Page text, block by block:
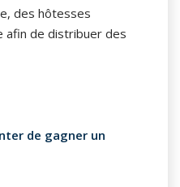
des hôtesses
afin de distribuer des
de gagner un